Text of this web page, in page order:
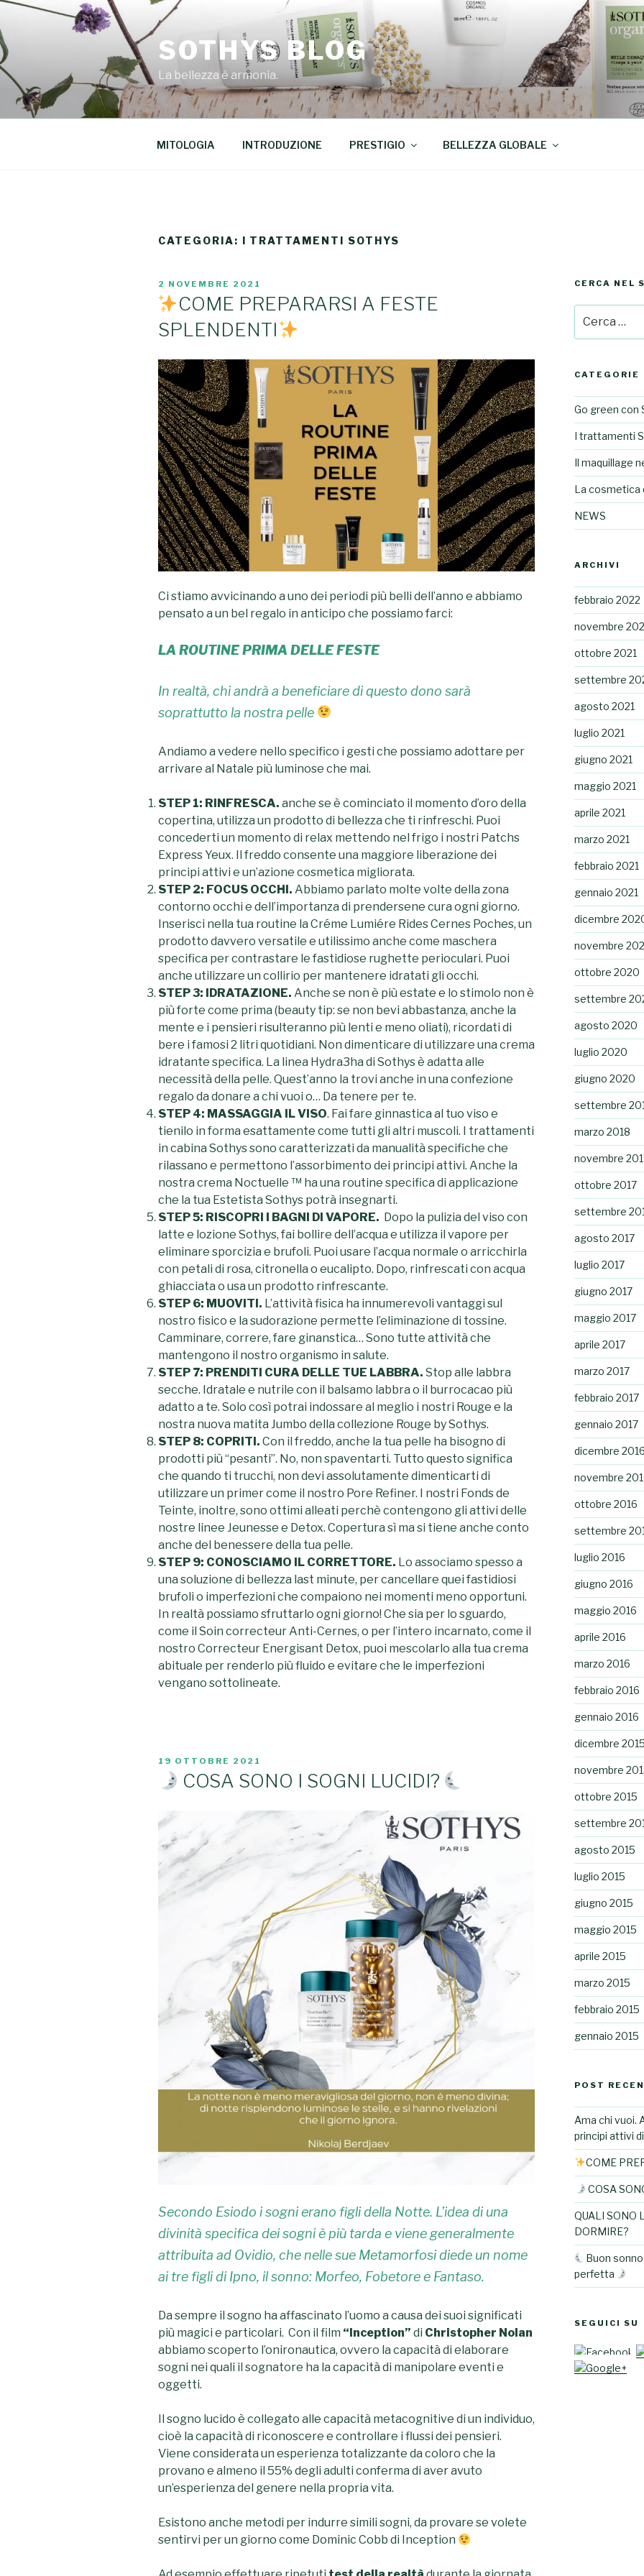
Salta
al
contenuto
SOTHYS BLOG
La bellezza è armonia.
MITOLOGIA INTRODUZIONE PRESTIGIO BELLEZZA GLOBALE
CATEGORIA: I TRATTAMENTI SOTHYS
PUBBLICATO
IL
2 NOVEMBRE 2021
COME PREPARARSI A FESTE
SPLENDENTI
Ci stiamo avvicinando a uno dei periodi più belli dell’anno e abbiamo
pensato a un bel regalo in anticipo che possiamo farci:
LA ROUTINE PRIMA DELLE FESTE
In realtà, chi andrà a beneficiare di questo dono sarà
soprattutto la nostra pelle
Andiamo a vedere nello specifico i gesti che possiamo adottare per
arrivare al Natale più luminose che mai.
STEP 1: RINFRESCA. anche se è cominciato il momento d’oro della
copertina, utilizza un prodotto di bellezza che ti rinfreschi. Puoi
concederti un momento di relax mettendo nel frigo i nostri Patchs
Express Yeux. Il freddo consente una maggiore liberazione dei
principi attivi e un’azione cosmetica migliorata.
STEP 2: FOCUS OCCHI. Abbiamo parlato molte volte della zona
contorno occhi e dell’importanza di prendersene cura ogni giorno.
Inserisci nella tua routine la Créme Lumiére Rides Cernes Poches, un
prodotto davvero versatile e utilissimo anche come maschera
specifica per contrastare le fastidiose rughette perioculari. Puoi
anche utilizzare un collirio per mantenere idratati gli occhi.
STEP 3: IDRATAZIONE. Anche se non è più estate e lo stimolo non è
più forte come prima (beauty tip: se non bevi abbastanza, anche la
mente e i pensieri risulteranno più lenti e meno oliati), ricordati di
bere i famosi 2 litri quotidiani. Non dimenticare di utilizzare una crema
idratante specifica. La linea Hydra3ha di Sothys è adatta alle
necessità della pelle. Quest’anno la trovi anche in una confezione
regalo da donare a chi vuoi o… Da tenere per te.
STEP 4: MASSAGGIA IL VISO. Fai fare ginnastica al tuo viso e
tienilo in forma esattamente come tutti gli altri muscoli. I trattamenti
in cabina Sothys sono caratterizzati da manualità specifiche che
rilassano e permettono l’assorbimento dei principi attivi. Anche la
nostra crema Noctuelle ™ ha una routine specifica di applicazione
che la tua Estetista Sothys potrà insegnarti.
STEP 5: RISCOPRI I BAGNI DI VAPORE. Dopo la pulizia del viso con
latte e lozione Sothys, fai bollire dell’acqua e utilizza il vapore per
eliminare sporcizia e brufoli. Puoi usare l’acqua normale o arricchirla
con petali di rosa, citronella o eucalipto. Dopo, rinfrescati con acqua
ghiacciata o usa un prodotto rinfrescante.
STEP 6: MUOVITI. L’attività fisica ha innumerevoli vantaggi sul
nostro fisico e la sudorazione permette l’eliminazione di tossine.
Camminare, correre, fare ginanstica… Sono tutte attività che
mantengono il nostro organismo in salute.
STEP 7: PRENDITI CURA DELLE TUE LABBRA. Stop alle labbra
secche. Idratale e nutrile con il balsamo labbra o il burrocacao più
adatto a te. Solo così potrai indossare al meglio i nostri Rouge e la
nostra nuova matita Jumbo della collezione Rouge by Sothys.
STEP 8: COPRITI. Con il freddo, anche la tua pelle ha bisogno di
prodotti più “pesanti”. No, non spaventarti. Tutto questo significa
che quando ti trucchi, non devi assolutamente dimenticarti di
utilizzare un primer come il nostro Pore Refiner. I nostri Fonds de
Teinte, inoltre, sono ottimi alleati perchè contengono gli attivi delle
nostre linee Jeunesse e Detox. Copertura sì ma si tiene anche conto
anche del benessere della tua pelle.
STEP 9: CONOSCIAMO IL CORRETTORE. Lo associamo spesso a
una soluzione di bellezza last minute, per cancellare quei fastidiosi
brufoli o imperfezioni che compaiono nei momenti meno opportuni.
In realtà possiamo sfruttarlo ogni giorno! Che sia per lo sguardo,
come il Soin correcteur Anti-Cernes, o per l’intero incarnato, come il
nostro Correcteur Energisant Detox, puoi mescolarlo alla tua crema
abituale per renderlo più fluido e evitare che le imperfezioni
vengano sottolineate.
PUBBLICATO
19 OTTOBRE 2021
COSA SONO I SOGNI LUCIDI?
Secondo Esiodo i sogni erano figli della Notte. L’idea di una
divinità specifica dei sogni è più tarda e viene generalmente
attribuita ad Ovidio, che nelle sue Metamorfosi diede un nome
ai tre figli di Ipno, il sonno: Morfeo, Fobetore e Fantaso.
Da sempre il sogno ha affascinato l’uomo a causa dei suoi significati
più magici e particolari. Con il film “Inception” di Christopher Nolan
abbiamo scoperto l’onironautica, ovvero la capacità di elaborare
sogni nei quali il sognatore ha la capacità di manipolare eventi e
oggetti.
Il sogno lucido è collegato alle capacità metacognitive di un individuo,
cioè la capacità di riconoscere e controllare i flussi dei pensieri.
Viene considerata un esperienza totalizzante da coloro che la
provano e almeno il 55% degli adulti conferma di aver avuto
un’esperienza del genere nella propria vita.
Esistono anche metodi per indurre simili sogni, da provare se volete
sentirvi per un giorno come Dominic Cobb di Inception
CERCA NEL
CATEGORIE
Go green con
I trattamenti
Il maquillage
La cosmetica
NEWS
ARCHIVI
febbraio 2022
novembre
ottobre 2021
settembre
agosto 2021
luglio 2021
giugno 2021
maggio 2021
aprile 2021
marzo 2021
febbraio 2021
gennaio 2021
dicembre
novembre
ottobre 2020
settembre
agosto 2020
luglio 2020
giugno 2020
settembre
marzo 2018
novembre
ottobre 2017
settembre
agosto 2017
luglio 2017
giugno 2017
maggio 2017
aprile 2017
marzo 2017
febbraio 2017
gennaio 2017
dicembre 2016
novembre
ottobre 2016
settembre
luglio 2016
giugno 2016
maggio 2016
aprile 2016
marzo 2016
febbraio 2016
gennaio 2016
dicembre 2015
novembre
ottobre 2015
settembre
agosto 2015
luglio 2015
giugno 2015
maggio 2015
aprile 2015
marzo 2015
febbraio 2015
gennaio 2015
POST
Ama chi vuoi.
principi attivi
COME
COSA
QUALI SONO
DORMIRE?
Buon
perfetta
SEGUICI SU